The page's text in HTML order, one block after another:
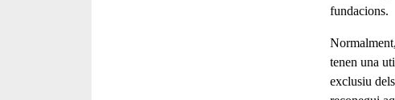
fundacions.
tenen una
exclusiu